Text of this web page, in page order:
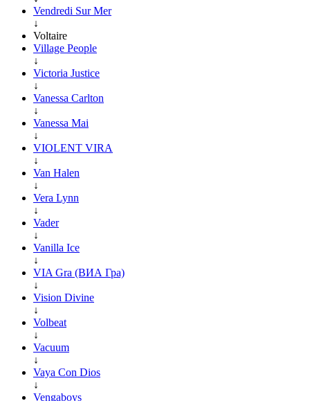
Vendredi Sur Mer
↓
Voltaire
Village People
↓
Victoria Justice
↓
Vanessa Carlton
↓
Vanessa Mai
↓
VIOLENT VIRA
↓
Van Halen
↓
Vera Lynn
↓
Vader
↓
Vanilla Ice
↓
VIA Gra (ВИА Гра)
↓
Vision Divine
↓
Volbeat
↓
Vacuum
↓
Vaya Con Dios
↓
Vengaboys